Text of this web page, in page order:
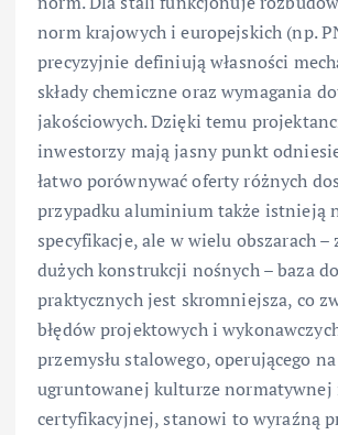
norm krajowych i europejskich (np.
precyzyjnie definiują własności
składy chemiczne oraz wymagania
jakościowych. Dzięki temu
inwestorzy mają jasny punkt
łatwo porównywać oferty różnych
przypadku aluminium także istnieją
specyfikacje, ale w wielu obszarach –
dużych konstrukcji nośnych – baza
praktycznych jest skromniejsza, co
błędów projektowych i
przemysłu stalowego, operującego
ugruntowanej kulturze normatywnej
certyfikacyjnej, stanowi to wyraźną